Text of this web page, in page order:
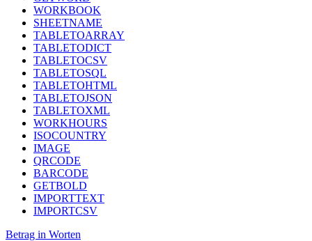
WORKBOOK
SHEETNAME
TABLETOARRAY
TABLETODICT
TABLETOCSV
TABLETOSQL
TABLETOHTML
TABLETOJSON
TABLETOXML
WORKHOURS
ISOCOUNTRY
IMAGE
QRCODE
BARCODE
GETBOLD
IMPORTTEXT
IMPORTCSV
Betrag in Worten